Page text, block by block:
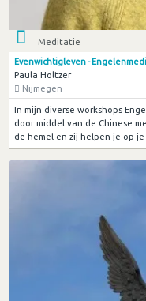
Meditatie
Evenwichtigleven -
Paula Holtzer
Nijmegen
In mijn diverse workshops
door middel van de Chinese
de hemel en zij helpen je op